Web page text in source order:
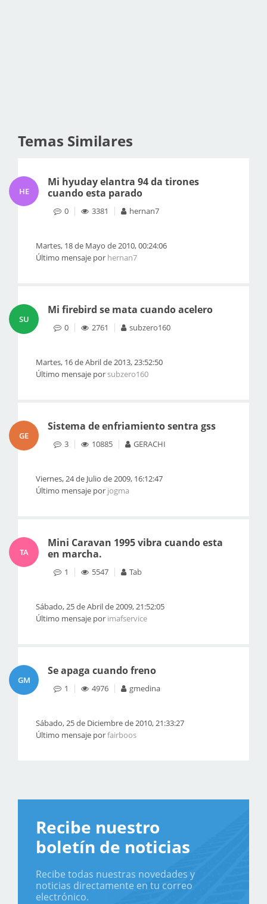
Temas Similares
HE
Mi hyuday elantra 94 da tirones
cuando esta parado
0 3381 hernan7
Martes, 18 de Mayo de 2010, 00:24:06
Último mensaje por hernan7
SU
Mi firebird se mata cuando acelero
0 2761 subzero160
Martes, 16 de Abril de 2013, 23:52:50
Último mensaje porsubzero160
GE
Sistema de enfriamiento sentra gss
3 10885 GERACHI
Viernes, 24 de Julio de 2009, 16:12:47
Último mensaje por jogma
TA
Mini Caravan 1995 vibra cuando esta
en marcha.
1 5547 Tab
Sábado, 25 de Abril de 2009, 21:52:05
Último mensaje por imafservice
GM
Se apaga cuando freno
1 4976 gmedina
Sábado, 25 de Diciembre de 2010, 21:33:27
Último mensaje porfairboos
Recibe nuestro
boletín de noticias
Recibe todas nuestras novedades y
noticias directamente en tu correo
electrónico.